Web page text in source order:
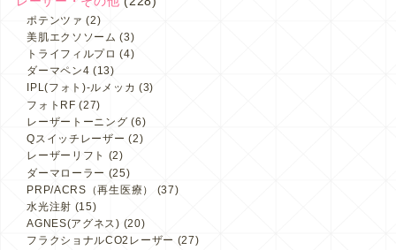
ポテンツァ (2)
美肌エクソソーム (3)
トライフィルプロ (4)
ダーマペン4 (13)
IPL(フォト)-ルメッカ (3)
フォトRF (27)
レーザートーニング (6)
Qスイッチレーザー (2)
レーザーリフト (2)
ダーマローラー (25)
PRP/ACRS（再生医療）
(37)
水光注射 (15)
AGNES(アグネス) (20)
フラクショナルCO2レーザー (27)